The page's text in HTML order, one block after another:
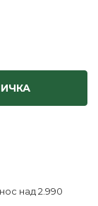
над 2.990